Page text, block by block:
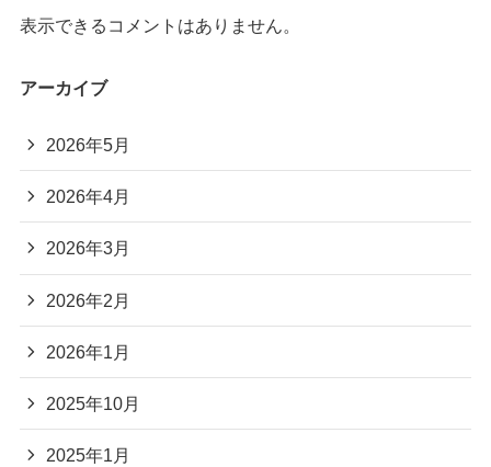
表示できるコメントはありません。
アーカイブ
2026年5月
2026年4月
2026年3月
2026年2月
2026年1月
2025年10月
2025年1月